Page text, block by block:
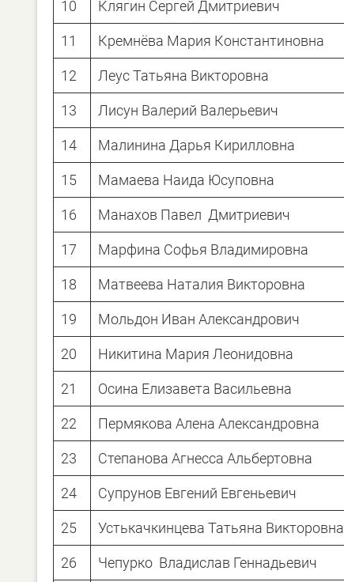
10 Клягин Сергей Дмитриевич
11 Кремнёва Мария Константиновна
12 Леус Татьяна Викторовна
13 Лисун Валерий Валерьевич
14 Малинина Дарья Кирилловна
15 Мамаева Наида Юсуповна
16 Манахов Павел Дмитриевич
17 Марфина Софья Владимировна
18 Матвеева Наталия Викторовна
19 Мольдон Иван Александрович
20 Никитина Мария Леонидовна
21 Осина Елизавета Васильевна
22 Пермякова Алена Александровна
23 Степанова Агнесса Альбертовна
24 Супрунов Евгений Евгеньевич
25 Устькачкинцева Татьяна Викторовна
26 Чепурко Владислав Геннадьевич